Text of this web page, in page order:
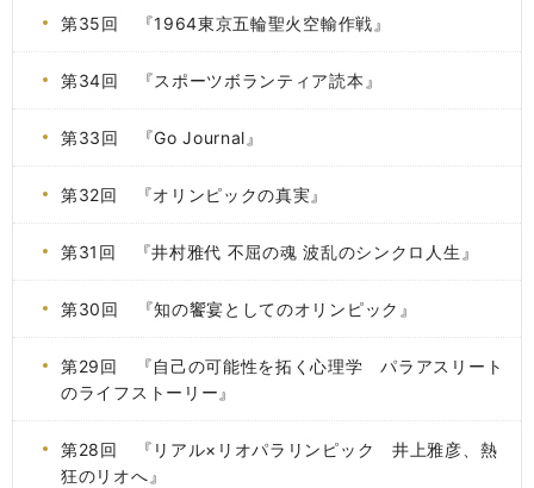
第35回 『1964東京五輪聖火空輸作戦』
第34回 『スポーツボランティア読本』
第33回 『Go Journal』
第32回 『オリンピックの真実』
第31回 『井村雅代 不屈の魂 波乱のシンクロ人生』
第30回 『知の饗宴としてのオリンピック』
第29回 『自己の可能性を拓く心理学 パラアスリート
のライフストーリー』
第28回 『リアル×リオパラリンピック 井上雅彦、熱
狂のリオへ』